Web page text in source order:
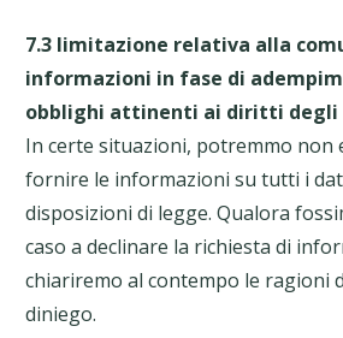
7.3 limitazione relativa alla
informazioni in fase di
obblighi attinenti ai diritti degli
In certe situazioni, potremmo non
fornire le informazioni su tutti i
disposizioni di legge. Qualora
caso a declinare la richiesta di
chiariremo al contempo le ragioni
diniego.